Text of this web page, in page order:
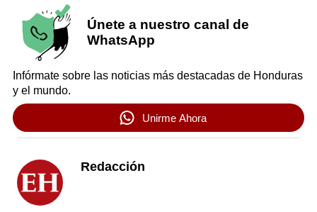
Únete a nuestro canal de
WhatsApp
Infórmate sobre las noticias más destacadas de Honduras
y el mundo.
Unirme Ahora
Redacción